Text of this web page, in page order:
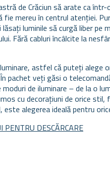
de Crăciun să arate ca
fie mereu în centrul atenției.
luminile să curgă liber pe
Fără cabluri încâlcite la
astfel că puteți
pachet veți găsi o
de iluminare – de la o
cu decorațiuni de orice
este alegerea ideală pentru
DESCĂRCARE